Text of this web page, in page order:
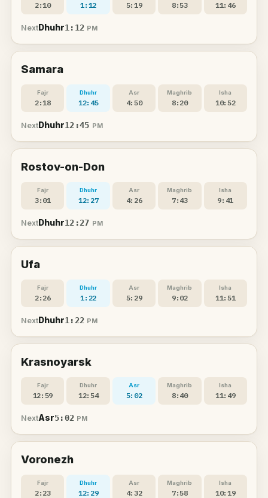
2:10 1:12 5:19 8:53 11:46
Next Dhuhr1:12 PM
Samara
Fajr
2:18
Dhuhr
12:45
Asr
4:50
Maghrib
8:20
Isha
10:52
Next Dhuhr12:45 PM
Rostov-on-Don
Fajr
3:01
Dhuhr
12:27
Asr
4:26
Maghrib
7:43
Isha
9:41
Next Dhuhr12:27 PM
Ufa
Fajr
2:26
Dhuhr
1:22
Asr
5:29
Maghrib
9:02
Isha
11:51
Next Dhuhr1:22 PM
Krasnoyarsk
Fajr
12:59
Dhuhr
12:54
Asr
5:02
Maghrib
8:40
Isha
11:49
NextAsr5:02 PM
Voronezh
Fajr
2:23
Dhuhr
12:29
Asr
4:32
Maghrib
7:58
Isha
10:19